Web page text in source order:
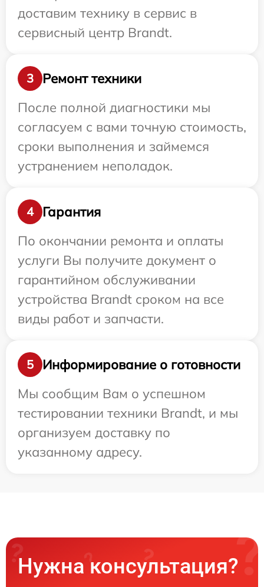
доставим технику в сервис в
сервисный центр Brandt.
3
Ремонт техники
После полной диагностики мы
согласуем с вами точную стоимость,
сроки выполнения и займемся
устранением неполадок.
4
Гарантия
По окончании ремонта и оплаты
услуги Вы получите документ о
гарантийном обслуживании
устройства Brandt сроком на все
виды работ и запчасти.
5
Информирование о готовности
Мы сообщим Вам о успешном
тестировании техники Brandt, и мы
организуем доставку по
указанному адресу.
Нужна консультация?